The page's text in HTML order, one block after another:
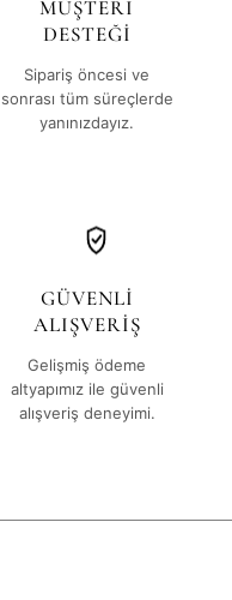
MÜŞTERİ
DESTEĞİ
Sipariş öncesi ve
sonrası tüm süreçlerde
yanınızdayız.
GÜVENLİ
ALIŞVERİŞ
Gelişmiş ödeme
altyapımız ile güvenli
alışveriş deneyimi.